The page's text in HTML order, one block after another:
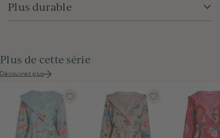
Plus durable
Plus de cette série
Découvrez plus